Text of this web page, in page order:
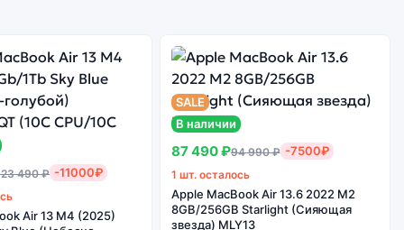
490 ₽ -11000₽
Air 13 M4 (2025)
SALE
В наличии
87 490 ₽94 990 ₽ -7500₽
1 шт. осталось
Apple MacBook Air 13.6 2022 M2
8GB/256GB Starlight (Сияющая
звезда) MLY13